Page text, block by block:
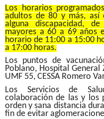
Los horarios
adultos de 80 y más, así
alguna discapacidad,
mayores a 60 a 69 años
horario de 11:00 a 15:00
a 17:00 horas.
Los puntos de
Poblano, Hospital General
UMF 55, CESSA Romero
Los Servicios de
colaboración de las y los
orden y sana distancia
fin de evitar